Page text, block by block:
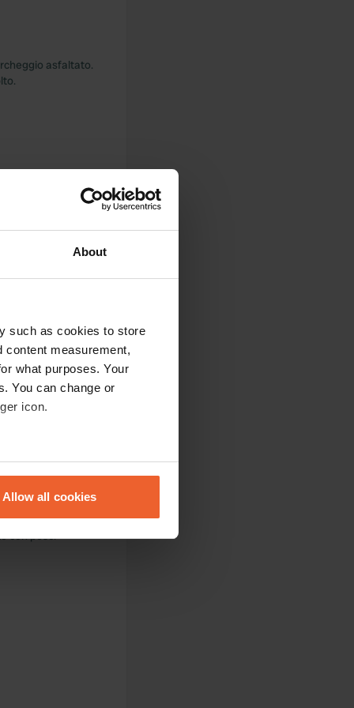
About
such as cookies to store
content measurement,
what purposes. Your
You can change or
icon.
meters
our traffic. We also share
may combine it with
Allow all cookies
asfaltato.
a fare un
con pesci